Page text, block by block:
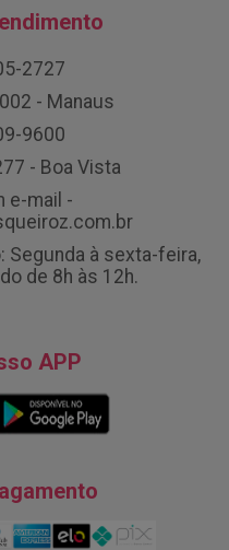
2727
- Manaus
9600
- Boa Vista
e-mail -
Segunda à sexta-feira,
de 8h às 12h.
APP